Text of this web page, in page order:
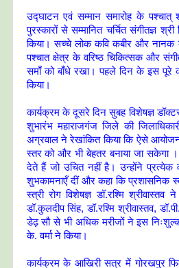
उद्घाटन एवं सम्मान समारोह के पश्चात्
पुरस्कारों से सम्मानित चर्चित संगीतज्ञ
किया। सच्चे लोक कवि कबीर और नानक
पश्चात क्षेत्र के वरिष्ठ चिकित्सक और
समाँ को बाँधे रखा। पहले दिन के इस पूरे
किया।
कार्यक्रम के दूसरे दिन सुबह विशेषज्ञ
शुभारंभ महाराजगंज जिले की
अग्रवाल ने रेखांकित किया कि ऐसे
स्तर को और भी बेहतर बनाया जा सकेगा
देते हैं जो उचित नहीं है। उन्होंने प्रत्येक
शुभकामनाएँ दीं और कहा कि प्रशासनिक
स्त्री रोग विशेषज्ञ डॉ.रश्मि
डॉ.कुलदीप सिंह, डॉ.रश्मि श्रीवास्तव,
डेढ़ सौ से भी अधिक मरीजों ने इस निःशुल्क
के. वर्मा ने किया।
कार्यक्रम के आखिरी सत्र में गोरखपुर